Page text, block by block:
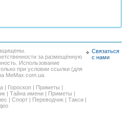
за размещённую
Использование
при условии ссылки (для
MeMax.com.ua.
Гороскоп Приметы
Тайна имени Приметы
Спорт Переводчик Такси
Связаться
с нами